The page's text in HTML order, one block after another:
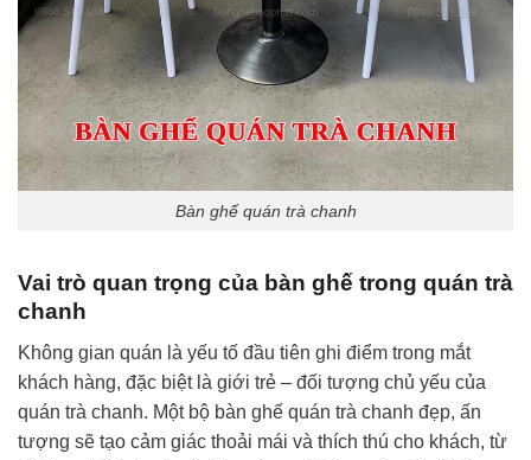
Bàn ghế quán trà chanh
Vai trò quan trọng của bàn ghế trong quán trà
chanh
Không gian quán là yếu tố đầu tiên ghi điểm trong mắt
khách hàng, đặc biệt là giới trẻ – đối tượng chủ yếu của
quán trà chanh. Một bộ bàn ghế quán trà chanh đẹp, ấn
tượng sẽ tạo cảm giác thoải mái và thích thú cho khách, từ